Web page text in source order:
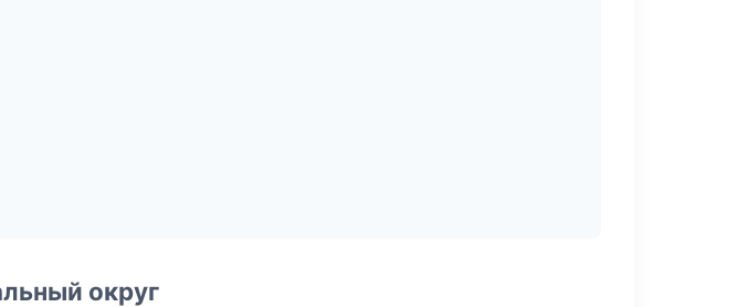
округ